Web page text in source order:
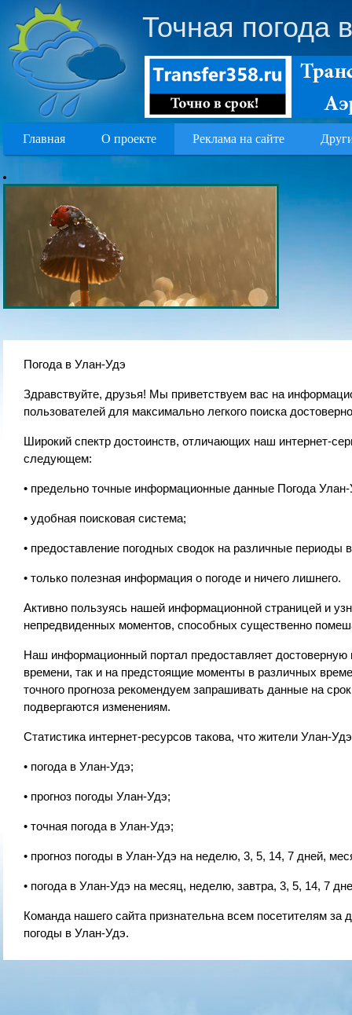
Точная погода
Главная О проекте Реклама на сайте
Погода в Улан-Удэ
Здравствуйте, друзья! Мы приветствуем вас на
пользователей для максимально легкого поиска
Широкий спектр достоинств, отличающих наш интернет-
следующем:
• предельно точные информационные данные Погода
• удобная поисковая система;
• предоставление погодных сводок на различные периоды
• только полезная информация о погоде и ничего лишнего.
Активно пользуясь нашей информационной страницей и
непредвиденных моментов, способных существенно
Наш информационный портал предоставляет
времени, так и на предстоящие моменты в различных
точного прогноза рекомендуем запрашивать данные на
подвергаются изменениям.
Статистика интернет-ресурсов такова, что жители Улан-
• погода в Улан-Удэ;
• прогноз погоды Улан-Удэ;
• точная погода в Улан-Удэ;
• прогноз погоды в Улан-Удэ на неделю, 3, 5, 14, 7 дней,
• погода в Улан-Удэ на месяц, неделю, завтра, 3, 5, 14, 7
Команда нашего сайта признательна всем посетителям за
погоды в Улан-Удэ.